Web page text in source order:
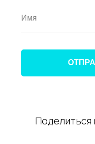
Поделиться